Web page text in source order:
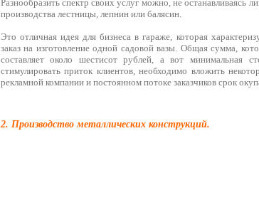
Разнообразить спектр своих услуг можно, не останавливаясь
производства лестницы, лепнин или балясин.
Это отличная идея для бизнеса в гараже, которая
заказ на изготовление одной садовой вазы. Общая сумма,
составляет около шестисот рублей, а вот минимальная
стимулировать приток клиентов, необходимо вложить
рекламной компании и постоянном потоке заказчиков срок
2. Производство металлических конструкций.